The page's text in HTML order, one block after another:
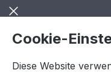
Zum Hauptinhalt
Cookie-
Diese Website